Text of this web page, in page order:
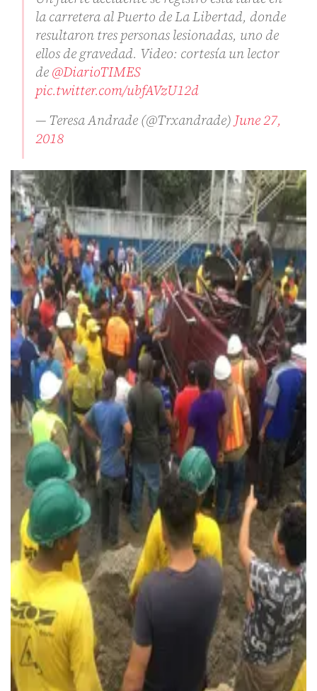
la carretera al Puerto de La Libertad, donde
resultaron tres personas lesionadas, uno de
ellos de gravedad. Video: cortesía un lector
de@DiarioTIMES
pic.twitter.com/ubfAVzU12d
— Teresa Andrade (@Trxandrade) June 27,
2018